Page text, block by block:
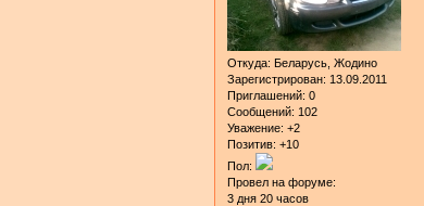
Откуда: Беларусь, Жодино
Зарегистрирован: 13.09.2011
Приглашений: 0
Сообщений: 102
Уважение: +2
Позитив: +10
Пол:
Провел на форуме:
3 дня 20 часов